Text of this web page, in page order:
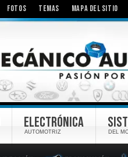
FOTOS TEMAS MAPA DEL SITIO
ELECTRÓNICA
AUTOMOTRIZ DEL